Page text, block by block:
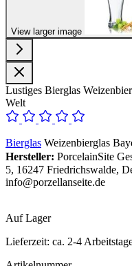
View larger image
Lustiges Bierglas
Welt
Bierglas Weizenbierglas
Hersteller: PorcelainSite
5, 16247 Friedrichswalde,
info@porzellanseite.de
Auf Lager
Lieferzeit: ca. 2-4